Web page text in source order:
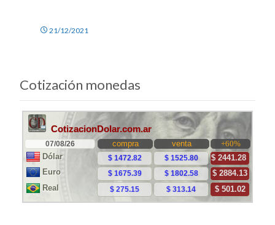
21/12/2021
Cotización monedas